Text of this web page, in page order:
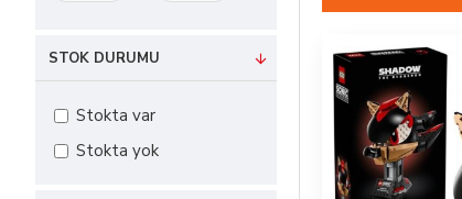
STOK DURUMU
Stokta var
Stokta yok